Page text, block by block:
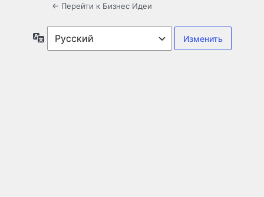
← Перейти к Бизнес Идеи
Язык